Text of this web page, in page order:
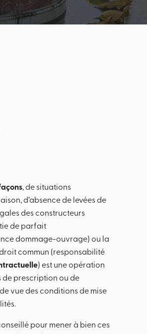
, de situations
d’absence de levées de
des constructeurs
de parfait
dommage-ouvrage) ou la
commun (responsabilité
) est une opération
de prescription ou de
vue des conditions de mise
pour mener à bien ces